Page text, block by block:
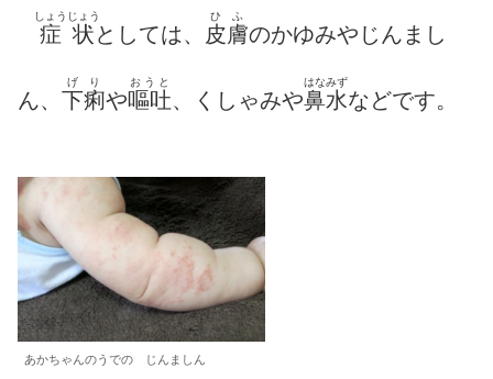
症
しょう
状
じょう
としては、 皮膚
ひふ
のかゆみやじんまし
ん、 下痢
げり
や嘔吐
おうと
、くしゃみや鼻水
はなみず
などです。
あかちゃんのうでの じんましん